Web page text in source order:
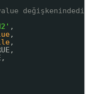
değişkenindedir.
,
,
,